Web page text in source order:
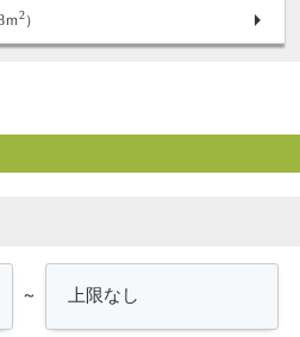
ｍ2）
～